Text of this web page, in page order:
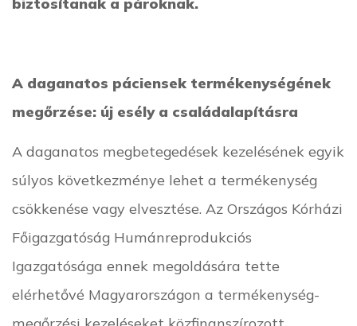
A daganatos páciensek termékenységének
megőrzése: új esély a családalapításra
A daganatos megbetegedések kezelésének egyik
súlyos következménye lehet a termékenység
csökkenése vagy elvesztése. Az Országos Kórházi
Főigazgatóság Humánreprodukciós
Igazgatósága ennek megoldására tette
elérhetővé Magyarországon a termékenység-